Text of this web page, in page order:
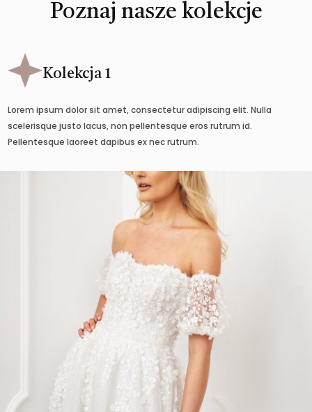
Poznaj nasze kolekcje
Kolekcja 1
Lorem ipsum dolor sit amet, consectetur adipiscing elit. Nulla
scelerisque justo lacus, non pellentesque eros rutrum id.
Pellentesque laoreet dapibus ex nec rutrum.